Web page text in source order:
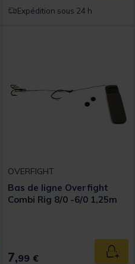
Expédition sous 24 h
Rating
au panier
OVERFIGHT
Bas de ligne Overfight
Combi Rig 8/0 -6/0 1,25m
7,99 €